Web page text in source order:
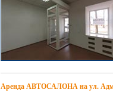
Аренда АВТОСАЛОНА на ул.